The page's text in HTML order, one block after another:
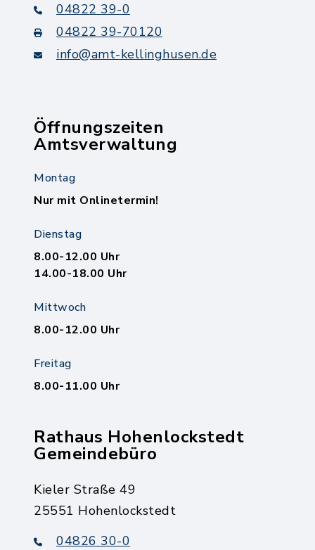
04822 39-0
04822 39-70120
info@amt-kellinghusen.de
Öffnungszeiten
Amtsverwaltung
Montag
Nur mit Onlinetermin!
Dienstag
8.00-12.00 Uhr
14.00-18.00 Uhr
Mittwoch
8.00-12.00 Uhr
Freitag
8.00-11.00 Uhr
Rathaus Hohenlockstedt
Gemeindebüro
Kieler Straße 49
25551 Hohenlockstedt
04826 30-0